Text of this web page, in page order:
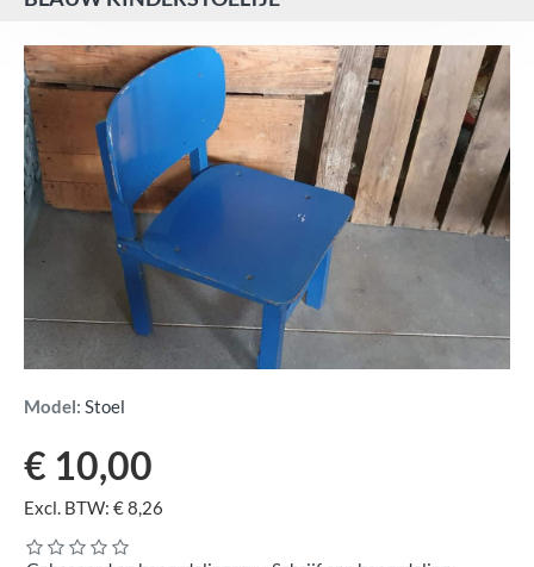
Model: Stoel
€ 10,00
Excl. BTW: € 8,26